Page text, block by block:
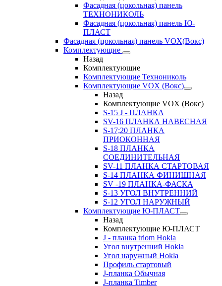
Фасадная (цокольная) панель
ТЕХНОНИКОЛЬ
Фасадная (цокольная) панель Ю-
ПЛАСТ
Фасадная (цокольная) панель VOX(Вокс)
Комплектующие
Назад
Комплектующие
Комплектующие Технониколь
Комплектующие VOX (Вокс)
Назад
Комплектующие VOX (Вокс)
S-15 J - ПЛАНКА
SV-16 ПЛАНКА НАВЕСНАЯ
S-17;20 ПЛАНКА
ПРИОКОННАЯ
S-18 ПЛАНКА
СОЕДИНИТЕЛЬНАЯ
SV-11 ПЛАНКА СТАРТОВАЯ
S-14 ПЛАНКА ФИНИШНАЯ
SV -19 ПЛАНКА-ФАСКА
S-13 УГОЛ ВНУТРЕННИЙ
S-12 УГОЛ НАРУЖНЫЙ
Комплектующие Ю-ПЛАСТ
Назад
Комплектующие Ю-ПЛАСТ
J - планка triom Hokla
Угол внутренний Hokla
Угол наружный Hokla
Профиль стартовый
J-планка Обычная
J-планка Timber